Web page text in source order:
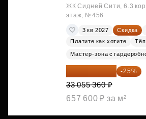
ЖК Сидней Сити, 6.3
этаж, №456
3 кв 2027 Скидка
Платите как хотите
Мастер-зона с
24 791 520 ₽ -25%
33 055 360 ₽
657 600 ₽ за м²